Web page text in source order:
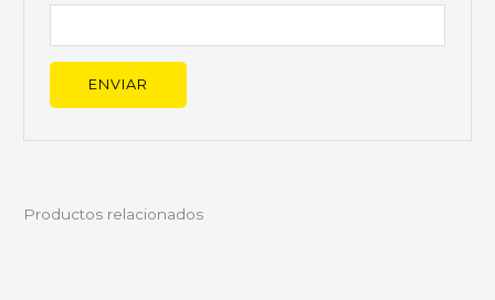
Productos relacionados